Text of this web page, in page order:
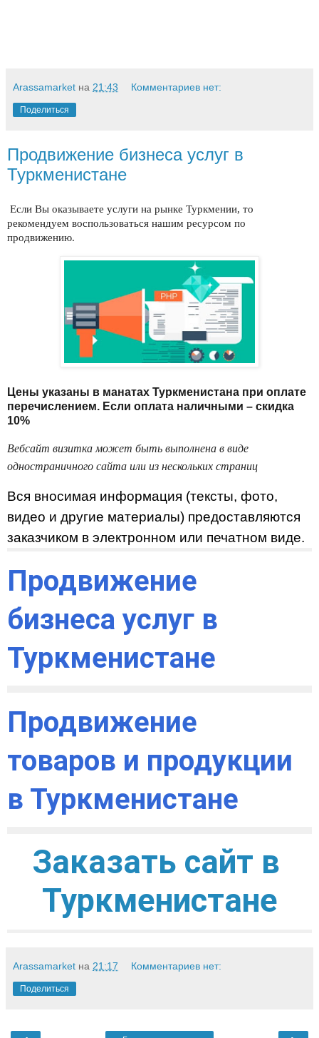
Arassamarket на 21:43 Комментариев нет:
Поделиться
Продвижение бизнеса услуг в
Туркменистане
Если Вы оказываете услуги на рынке Туркмении, то
рекомендуем воспользоваться нашим ресурсом по
продвижению.
Цены указаны в манатах Туркменистана при оплате
перечислением. Если оплата наличными – скидка
10%
Вебсайт визитка может быть выполнена в виде
одностраничного сайта или из нескольких страниц
Вся вносимая информация (тексты, фото,
видео и другие материалы) предоставляются
заказчиком в электронном или печатном виде.
Продвижение
бизнеса услуг в
Туркменистане
Продвижение
товаров и продукции
в Туркменистане
Заказать сайт в
Туркменистане
Arassamarket на 21:17 Комментариев нет:
Поделиться